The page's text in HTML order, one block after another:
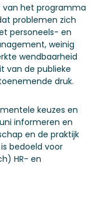
van het programma
problemen zich
personeels- en
weinig
wendbaarheid
van de publieke
druk.
keuzes en
informeren en
en de praktijk
bedoeld voor
HR- en